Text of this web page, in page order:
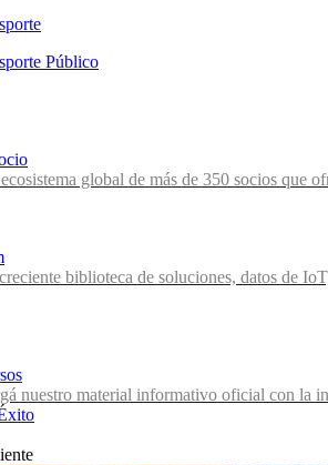
Público
global de más de 350 socios que
biblioteca de soluciones, datos de
nuestro material informativo oficial con la